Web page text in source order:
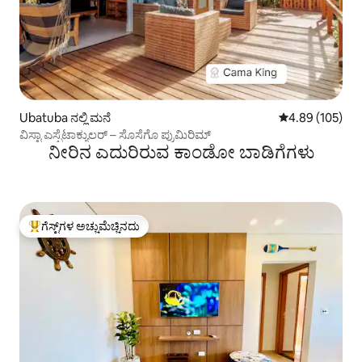
Ubatuba ನಲ್ಲಿ ಮನೆ 5 ರಲ್ಲಿ 4.89
4.89 (105)
ವಿಸ್ಟಾ ಎಸ್ಪೆಟಾಕ್ಯುಲರ್ – ಸೊಸೆಗೊ ಪ್ರುಮಿರಿಮ್
ನೀರಿನ ಎದುರಿರುವ ಕಾಂಡೋ ಬಾಡಿಗೆಗಳು
ಗೆಸ್ಟ್‌ಗಳಿಗೆ ಅತಿ ಹೆಚ್ಚು ಅಚ್ಚುಮೆಚ್ಚಿನದು
ಗೆಸ್ಟ್‌ಗಳ ಅಚ್ಚುಮೆಚ್ಚಿನದು